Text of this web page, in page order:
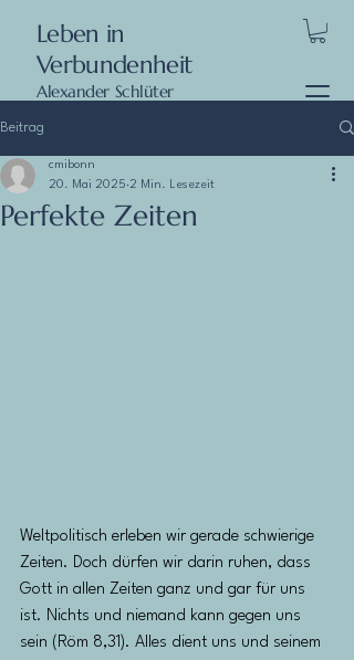
Leben in
Verbundenheit
Alexander Schlüter
Beitrag
Perfekte Zeiten
cmibonn
20. Mai 2025 2 Min. Lesezeit
Weltpolitisch erleben wir gerade schwierige
Zeiten. Doch dürfen wir darin ruhen, dass
Gott in allen Zeiten ganz und gar für uns
ist. Nichts und niemand kann gegen uns
sein (Röm 8,31). Alles dient uns und seinem